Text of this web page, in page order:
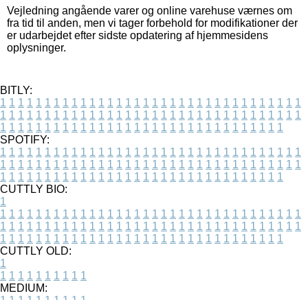
Vejledning angående varer og online varehuse værnes om
fra tid til anden, men vi tager forbehold for modifikationer der
er udarbejdet efter sidste opdatering af hjemmesidens
oplysninger.
BITLY:
1 1 1 1 1 1 1 1 1 1 1 1 1 1 1 1 1 1 1 1 1 1 1 1 1 1 1 1 1 1 1 1 1 1
1 1 1 1 1 1 1 1 1 1 1 1 1 1 1 1 1 1 1 1 1 1 1 1 1 1 1 1 1 1 1 1 1 1
1 1 1 1 1 1 1 1 1 1 1 1 1 1 1 1 1 1 1 1 1 1 1 1 1 1 1 1 1 1 1 1
SPOTIFY:
1 1 1 1 1 1 1 1 1 1 1 1 1 1 1 1 1 1 1 1 1 1 1 1 1 1 1 1 1 1 1 1 1 1
1 1 1 1 1 1 1 1 1 1 1 1 1 1 1 1 1 1 1 1 1 1 1 1 1 1 1 1 1 1 1 1 1 1
1 1 1 1 1 1 1 1 1 1 1 1 1 1 1 1 1 1 1 1 1 1 1 1 1 1 1 1 1 1 1 1
CUTTLY BIO:
1
1 1 1 1 1 1 1 1 1 1 1 1 1 1 1 1 1 1 1 1 1 1 1 1 1 1 1 1 1 1 1 1 1 1
1 1 1 1 1 1 1 1 1 1 1 1 1 1 1 1 1 1 1 1 1 1 1 1 1 1 1 1 1 1 1 1 1 1
1 1 1 1 1 1 1 1 1 1 1 1 1 1 1 1 1 1 1 1 1 1 1 1 1 1 1 1 1 1 1 1
CUTTLY OLD:
1
1 1 1 1 1 1 1 1 1 1
MEDIUM: